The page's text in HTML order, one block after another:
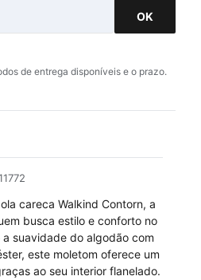
OK
de entrega disponíveis e o prazo.
careca Walkind Contorn, a
busca estilo e conforto no
suavidade do algodão com
este moletom oferece um
ao seu interior flanelado.